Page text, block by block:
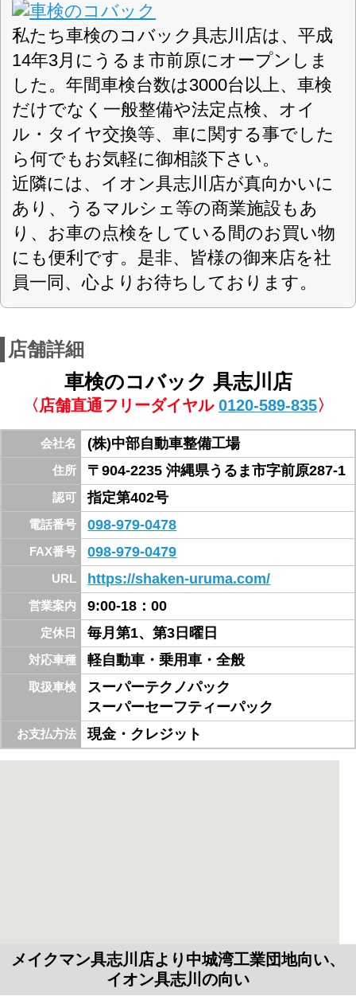
住所 〒904-2235 沖縄県うるま市字前原287-1
認可 指定第402号
FAX番号 098-979-0479
URL https://shaken-uruma.com/
営業案内 9:00-18：00
毎月第1、第3日曜日
対応車種 軽自動車・乗用車・全般
取扱車検 スーパーテクノパック
スーパーセーフティーパック
メイクマン具志川店より中城湾工業団地向い、
イオン具志川の向い